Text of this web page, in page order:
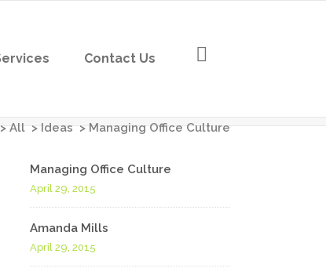
Contact Us
All >Ideas >Managing Office Culture
Managing Office Culture
April 29, 2015
Amanda Mills
April 29, 2015